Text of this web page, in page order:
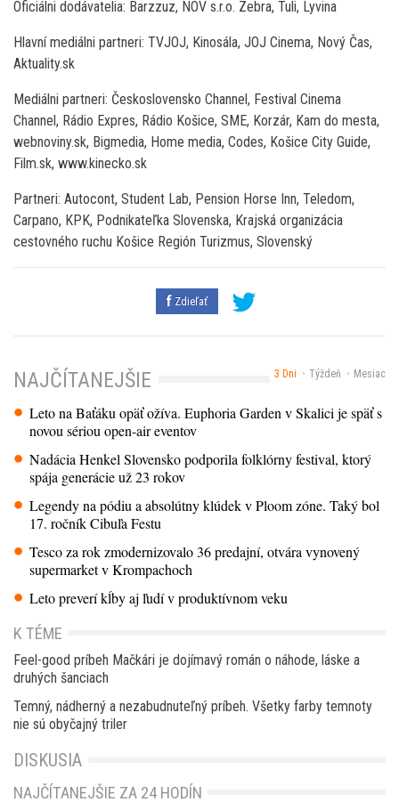
Oficiálni dodávatelia: Barzzuz, NOV s.r.o. Zebra, Tuli, Lyvina
Hlavní mediálni partneri: TVJOJ, Kinosála, JOJ Cinema, Nový Čas,
Aktuality.sk
Mediálni partneri: Československo Channel, Festival Cinema
Channel, Rádio Expres, Rádio Košice, SME, Korzár, Kam do mesta,
webnoviny.sk, Bigmedia, Home media, Codes, Košice City Guide,
Film.sk, www.kinecko.sk
Partneri: Autocont, Student Lab, Pension Horse Inn, Teledom,
Carpano, KPK, Podnikateľka Slovenska, Krajská organizácia
cestovného ruchu Košice Región Turizmus, Slovenský
Zdieľať
3 Dni Týždeň Mesiac
NAJČÍTANEJŠIE
Leto na Baťáku opäť ožíva. Euphoria Garden v Skalici je späť s
novou sériou open-air eventov
Nadácia Henkel Slovensko podporila folklórny festival, ktorý
spája generácie už 23 rokov
Legendy na pódiu a absolútny klúdek v Ploom zóne. Taký bol
17. ročník Cibuľa Festu
Tesco za rok zmodernizovalo 36 predajní, otvára vynovený
supermarket v Krompachoch
Leto preverí kĺby aj ľudí v produktívnom veku
K TÉME
Feel-good príbeh Mačkári je dojímavý román o náhode, láske a
druhých šanciach
Temný, nádherný a nezabudnuteľný príbeh. Všetky farby temnoty
nie sú obyčajný triler
DISKUSIA
NAJČÍTANEJŠIE ZA 24 HODÍN